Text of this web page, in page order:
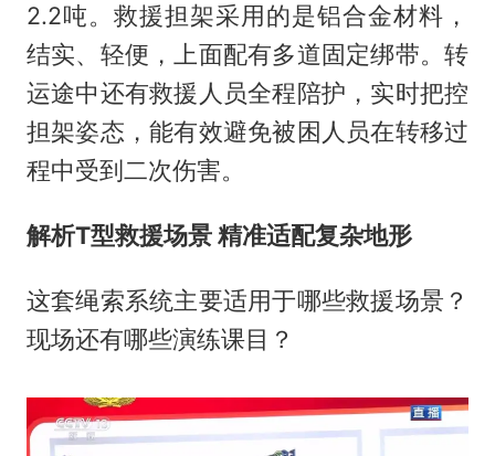
2.2吨。救援担架采用的是铝合金材料，
结实、轻便，上面配有多道固定绑带。转
运途中还有救援人员全程陪护，实时把控
担架姿态，能有效避免被困人员在转移过
程中受到二次伤害。
解析T型救援场景 精准适配复杂地形
这套绳索系统主要适用于哪些救援场景？
现场还有哪些演练课目？